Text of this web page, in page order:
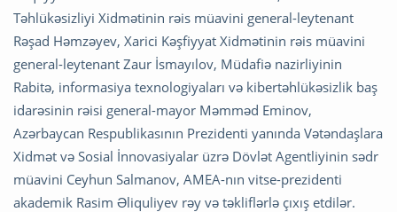
Təhlükəsizliyi Xidmətinin rəis müavini general-leytenant
Rəşad Həmzəyev, Xarici Kəşfiyyat Xidmətinin rəis müavini
general-leytenant Zaur İsmayılov, Müdafiə nazirliyinin
Rabitə, informasiya texnologiyaları və kibertəhlükəsizlik baş
idarəsinin rəisi general-mayor Məmməd Eminov,
Azərbaycan Respublikasının Prezidenti yanında Vətəndaşlara
Xidmət və Sosial İnnovasiyalar üzrə Dövlət Agentliyinin sədr
müavini Ceyhun Salmanov, AMEA-nın vitse-prezidenti
akademik Rasim Əliquliyev rəy və təkliflərlə çıxış etdilər.